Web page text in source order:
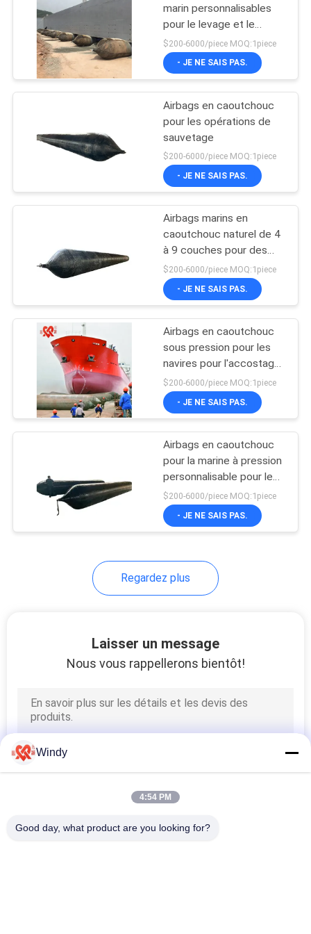
Amortisseurs
remplis de mousse
Amortisseurs en
caoutchouc de D
Marine Rubber
Fenders
21
Amortisseurs en
cylindrique
33
Amortisseurs en
caoutchouc de cône
Amortisseurs en
caoutchouc de
marin personnalisables
pour le levage et le
lancement au quai avec
une couche intérieure en
caoutchouc naturel
$200-6000/piece MOQ:1piece
- JE NE SAIS PAS.
Airbags en caoutchouc
pour les opérations de
sauvetage
$200-6000/piece MOQ:1piece
- JE NE SAIS PAS.
Airbags marins en
caoutchouc naturel de 4
à 9 couches pour des
applications de pression
personnalisées
$200-6000/piece MOQ:1piece
- JE NE SAIS PAS.
Airbags en caoutchouc
sous pression pour les
navires pour l'accostage,
le levage et le lancement
avec une couche
intérieure en caoutchouc
$200-6000/piece MOQ:1piece
- JE NE SAIS PAS.
Airbags en caoutchouc
pour la marine à pression
personnalisable pour le
levage des quais et le
lancement - 4-9 couches
0,05 MPa - 0,8 Mpa
$200-6000/piece MOQ:1piece
- JE NE SAIS PAS.
Regardez plus
Laisser un message
Nous vous rappellerons bientôt!
Windy
4:54 PM
Good day, what product are you looking for?